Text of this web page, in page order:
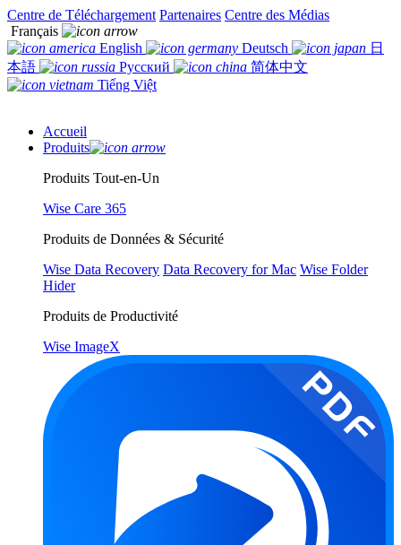
Centre de Téléchargement Partenaires Centre des Médias
Français
English
Deutsch
日
本語
Русский
简体中文
Tiếng Việt
Accueil
Produits
Produits Tout-en-Un
Wise Care 365
Produits de Données & Sécurité
Wise Data Recovery Data Recovery for Mac Wise Folder
Hider
Produits de Productivité
Wise ImageX